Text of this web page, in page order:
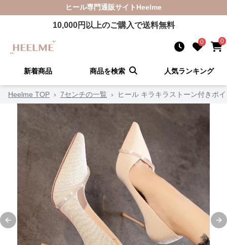
ヒール専門通販サイト Heelme
10,000円以上のご購入で送料無料
0 0
新着商品 商品を検索 人気ランキング
Heelme TOP › 7センチの一覧 › ヒール キラキラストーン付きポ
Previous slide